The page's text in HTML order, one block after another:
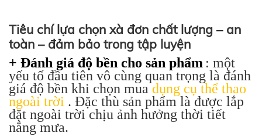
Tiêu chí lựa chọn xà đơn chất lượng – an
toàn – đảm bảo trong tập luyện
+ Đánh giá độ bền cho sản phẩm : một
yếu tố đầu tiên vô cùng quan trọng là đánh
giá độ bền khi chọn mua dụng cụ thể thao
ngoài trời . Đặc thù sản phẩm là được lắp
đặt ngoài trời chịu ảnh hưởng thời tiết
nắng mưa.